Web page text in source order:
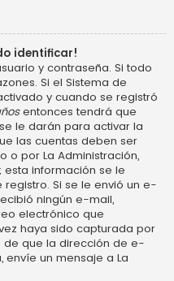
identificar!
y contraseña. Si todo
Si el Sistema de
y cuando se registró
entonces tendrá que
le darán para activar la
las cuentas deben ser
o por La Administración,
información se le
Si se le envió un e-
ningún e-mail,
electrónico que
haya sido capturada por
de que la dirección de e-
un mensaje a La